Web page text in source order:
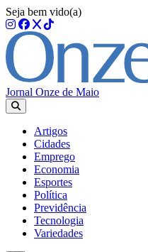
Seja bem vido(a)
Jornal Onze de Maio
Artigos
Cidades
Emprego
Economia
Esportes
Política
Previdência
Tecnologia
Variedades